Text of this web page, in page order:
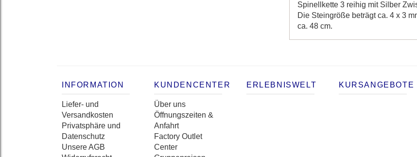
Spinellkette 3 reihig mit Silber
Die Steingröße beträgt ca. 4 x 3
ca. 48 cm.
INFORMATION
Liefer- und
Versandkosten
Privatsphäre und
Datenschutz
Unsere AGB
KUNDENCENTER
Über uns
Öffnungszeiten &
Anfahrt
Factory Outlet
Center
ERLEBNISWELT KURSANGEBOTE